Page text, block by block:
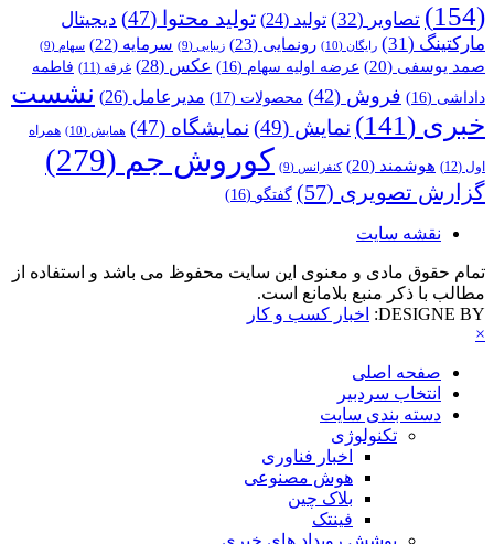
(154)
تصاویر (32) تولید (24) تولید محتوا (47)
دیجیتال
مارکتینگ (31) رایگان (10) رونمایی (23) زیبایی (9) سرمایه (22) سهام (9)
صمد یوسفی (20) عرضه اولیه سهام (16) عکس (28) غرفه (11)
فاطمه
داداشی (16) فروش (42) محصولات (17) مدیرعامل (26)
نشست
خبری (141) نمایش (49) نمایشگاه (47) همایش (10) همراه
اول (12) هوشمند (20) کنفرانس (9) کوروش جم (279)
گزارش تصویری (57) گفتگو (16)
نقشه سایت
تمام حقوق مادی و معنوی این سایت محفوظ می باشد و استفاده از
مطالب با ذکر منبع بلامانع است.
DESIGNE BY:
اخبار کسب و کار
×
صفحه اصلی
انتخاب سردبیر
دسته بندی سایت
تکنولوژی
اخبار فناوری
هوش مصنوعی
بلاک چین
فینتک
پوشش رویداد های خبری